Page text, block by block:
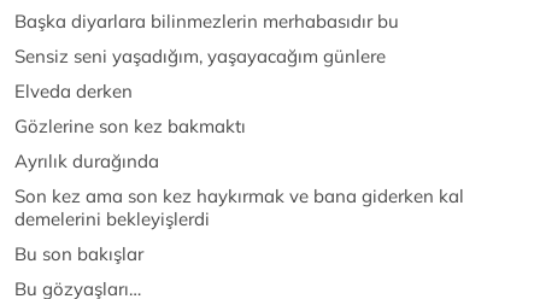
Başka diyarlara bilinmezlerin merhabasıdır bu
Sensiz seni yaşadığım, yaşayacağım günlere
Elveda derken
Gözlerine son kez bakmaktı
Ayrılık durağında
Son kez ama son kez haykırmak ve bana giderken kal
demelerini bekleyişlerdi
Bu son bakışlar
Bu gözyaşları…